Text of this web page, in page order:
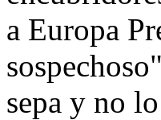
a Europa
sepa y no